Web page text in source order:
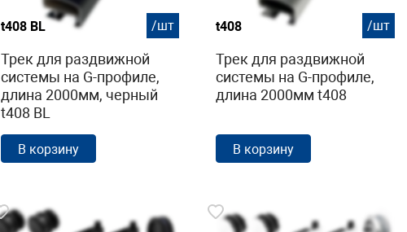
t408 BL /шт
Трек для раздвижной
системы на G-профиле,
длина 2000мм, черный
t408 BL
В корзину
t408 /шт
Трек для раздвижной
системы на G-профиле,
длина 2000мм t408
В корзину